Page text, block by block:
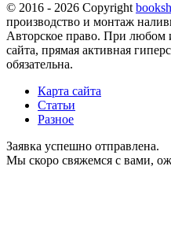
© 2016 - 2026 Copyright
производство и монтаж
Авторское право. При любом
сайта, прямая активная
обязательна.
Карта сайта
Статьи
Разное
Заявка успешно отправлена.
Мы скоро свяжемся с вами,